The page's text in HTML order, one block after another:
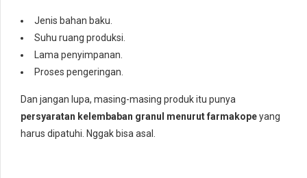
Jenis bahan baku.
Suhu ruang produksi.
Lama penyimpanan.
Proses pengeringan.
Dan jangan lupa, masing-masing produk itu punya
persyaratan kelembaban granul menurut farmakopeyang
harus dipatuhi. Nggak bisa asal.